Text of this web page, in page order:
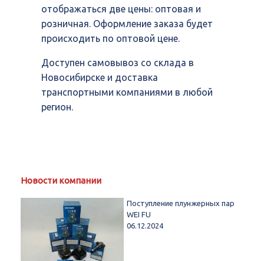
отображаться две цены: оптовая и
розничная. Оформление заказа будет
происходить по оптовой цене.
Доступен самовывоз со склада в
Новосибирске и доставка
транспортными компаниями в любой
регион.
Новости компании
Поступление плунжерных пар
WEI FU
06.12.2024